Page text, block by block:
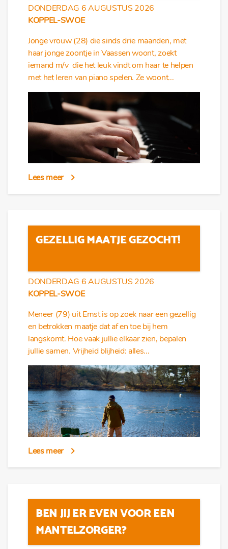
DONDERDAG 6 AUGUSTUS 2026
KOPPEL-SWOE
Jonge vrouw (28) die sinds drie maanden, met
haar jonge zoontje in Vaassen woont, zoekt
iemand m/v die het leuk vindt om haar te helpen
met het leren van piano spelen. Ze woont...
Lees meer
GEZELLIG MAATJE GEZOCHT!
DONDERDAG 6 AUGUSTUS 2026
KOPPEL-SWOE
Meneer (79) uit Emst is op zoek naar een gezellig
en betrokken maatje dat af en toe bij hem
langskomt. Hoe vaak jullie elkaar zien, bepalen
jullie samen. Vrijheid blijheid: alles...
Lees meer
BEN JIJ ER EVEN VOOR EEN
MANTELZORGER?